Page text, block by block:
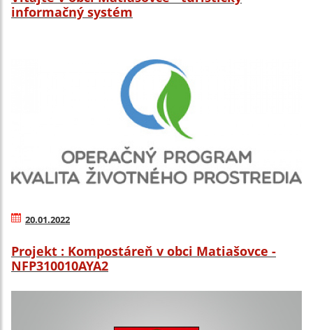
informačný systém
20.01.2022
Projekt : Kompostáreň v obci Matiašovce -
NFP310010AYA2